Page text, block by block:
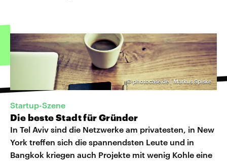
©photocase.de | Markus Spiske
Startup-Szene
Die beste Stadt für Gründer
In Tel Aviv sind die Netzwerke am privatesten, in New
York treffen sich die spannendsten Leute und in
Bangkok kriegen auch Projekte mit wenig Kohle eine